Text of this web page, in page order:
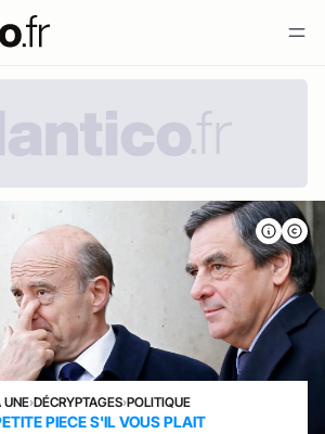
UNE›DÉCRYPTAGES›POLITIQUE
PIECE S'IL VOUS PLAIT